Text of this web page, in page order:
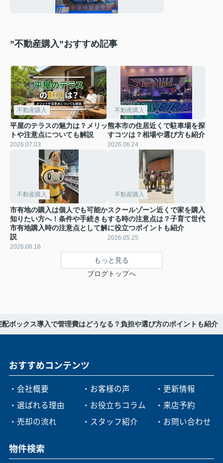
”不動産購入”おすすめ記事
不動産購入
平屋のテラスの魅力は？メリッ
トや注意点についても解説
2026.07.03
不動産購入
熊本市の住居近くで駐車場を探
すコツは？相場や選び方も紹介
2026.06.24
不動産購入
市有地の購入は個人でも可能か
知りたい方へ！条件や手続きも
市有地購入時の注意点として解
説
2026.06.16
不動産購入
スクールゾーン近くで家を購入
する時の注意点は？子育て世代
に役立つポイントも紹介
2026.05.25
もっと見る
ブログトップへ
ボックス導入で管理費はどうなる？負担や選び方のポイントも紹介
おすすめコンテンツ
・会社概要
・選ばれる理由
・売却の流れ
・お客様の声
・お役立ちコラム
・スタッフ紹介
・更新情報
・来店予約
・お問い合わせ
物件検索